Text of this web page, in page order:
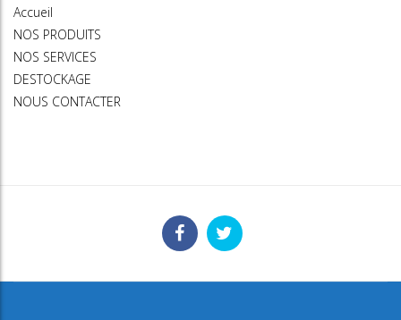
Accueil
NOS PRODUITS
NOS SERVICES
DESTOCKAGE
NOUS CONTACTER